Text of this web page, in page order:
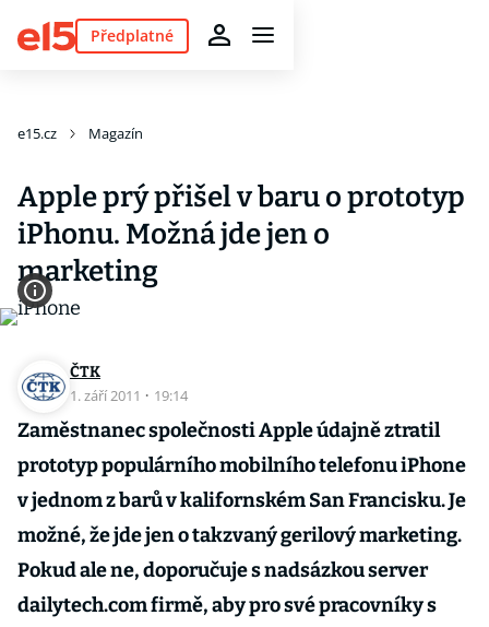
Předplatné
e15.cz Magazín
Apple prý přišel v baru o prototyp
iPhonu. Možná jde jen o
marketing
ČTK
1. září 2011 · 19:14
Zaměstnanec společnosti Apple údajně ztratil
prototyp populárního mobilního telefonu iPhone
v jednom z barů v kalifornském San Francisku. Je
možné, že jde jen o takzvaný gerilový marketing.
Pokud ale ne, doporučuje s nadsázkou server
dailytech.com firmě, aby pro své pracovníky s